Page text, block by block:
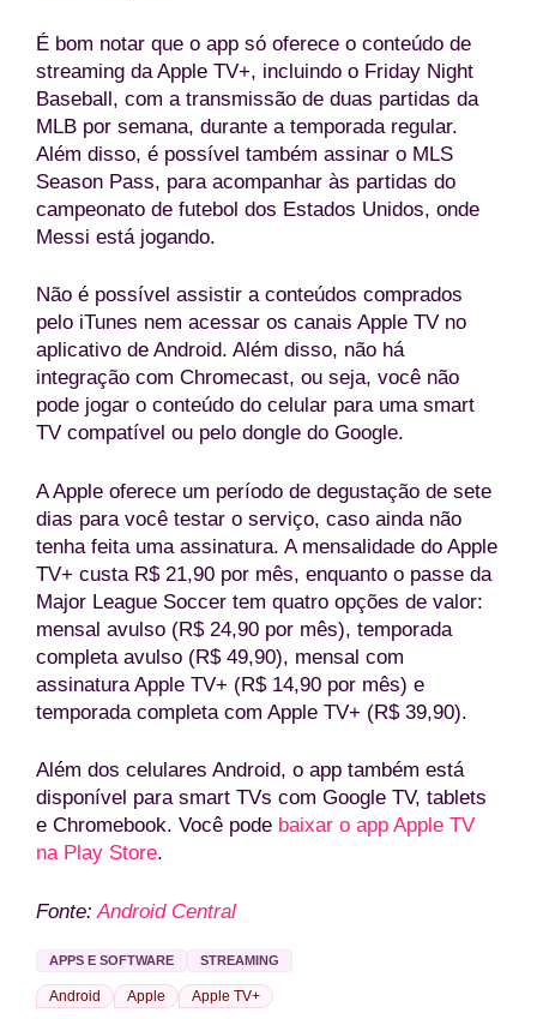
É bom notar que o app só oferece o conteúdo de
streaming da Apple TV+, incluindo o Friday Night
Baseball, com a transmissão de duas partidas da
MLB por semana, durante a temporada regular.
Além disso, é possível também assinar o MLS
Season Pass, para acompanhar às partidas do
campeonato de futebol dos Estados Unidos, onde
Messi está jogando.
Não é possível assistir a conteúdos comprados
pelo iTunes nem acessar os canais Apple TV no
aplicativo de Android. Além disso, não há
integração com Chromecast, ou seja, você não
pode jogar o conteúdo do celular para uma smart
TV compatível ou pelo dongle do Google.
A Apple oferece um período de degustação de sete
dias para você testar o serviço, caso ainda não
tenha feita uma assinatura. A mensalidade do Apple
TV+ custa R$ 21,90 por mês, enquanto o passe da
Major League Soccer tem quatro opções de valor:
mensal avulso (R$ 24,90 por mês), temporada
completa avulso (R$ 49,90), mensal com
assinatura Apple TV+ (R$ 14,90 por mês) e
temporada completa com Apple TV+ (R$ 39,90).
Além dos celulares Android, o app também está
disponível para smart TVs com Google TV, tablets
e Chromebook. Você pode baixar o app Apple TV
na Play Store.
Fonte: Android Central
APPS E SOFTWARE STREAMING
Android Apple Apple TV+